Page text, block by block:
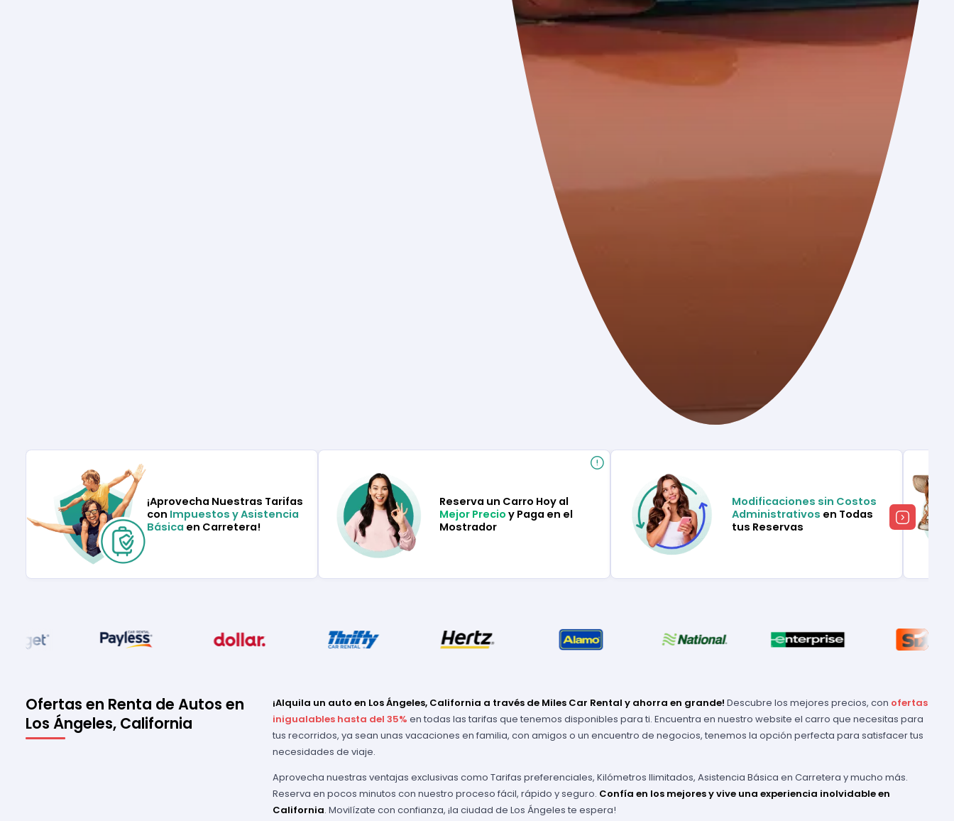
¡Aprovecha Nuestras Tarifas
con Impuestos y Asistencia
Básica en Carretera!
Reserva un Carro Hoy al
Mejor Precio y Paga en el
Mostrador
Modificaciones sin Costos
Administrativos en Todas
tus Reservas
Ofertas en Renta de Autos en
Los Ángeles, California
¡Alquila un auto en Los Ángeles, California a través de Miles Car Rental y ahorra en grande! Descubre los mejores precios, con ofertas
inigualables hasta del 35% en todas las tarifas que tenemos disponibles para ti. Encuentra en nuestro website el carro que necesitas para
tus recorridos, ya sean unas vacaciones en familia, con amigos o un encuentro de negocios, tenemos la opción perfecta para satisfacer tus
necesidades de viaje.
Aprovecha nuestras ventajas exclusivas como Tarifas preferenciales, Kilómetros Ilimitados, Asistencia Básica en Carretera y mucho más.
Reserva en pocos minutos con nuestro proceso fácil, rápido y seguro. Confía en los mejores y vive una experiencia inolvidable en
California. Movilízate con confianza, ¡la ciudad de Los Ángeles te espera!